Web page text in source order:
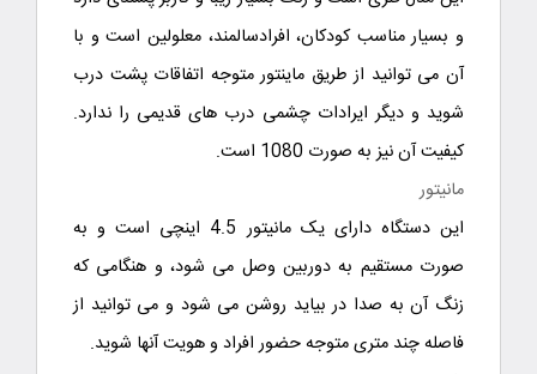
و بسیار مناسب کودکان، افرادسالمند، معلولین است و با
آن می توانید از طریق ماینتور متوجه اتفاقات پشت درب
شوید و دیگر ایرادات چشمی درب های قدیمی را ندارد.
کیفیت آن نیز به صورت 1080 است.
مانیتور
این دستگاه دارای یک مانیتور 4.5 اینچی است و به
صورت مستقیم به دوربین وصل می شود، و هنگامی که
زنگ آن به صدا در بیاید روشن می شود و می توانید از
فاصله چند متری متوجه حضور افراد و هویت آنها شوید.